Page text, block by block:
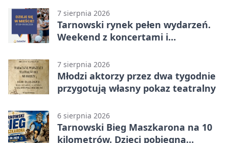
7 sierpnia 2026
Tarnowski rynek pełen wydarzeń.
Weekend z koncertami i
7 sierpnia 2026
Młodzi aktorzy przez dwa tygodnie
przygotują własny pokaz teatralny
6 sierpnia 2026
Tarnowski Bieg Maszkarona na 10
kilometrów. Dzieci pobiegną